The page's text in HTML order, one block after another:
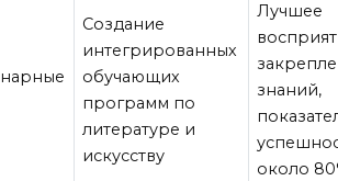
Создание
интегрированных
обучающих
программ по
литературе и
искусству
Лучшее
знаний,
около